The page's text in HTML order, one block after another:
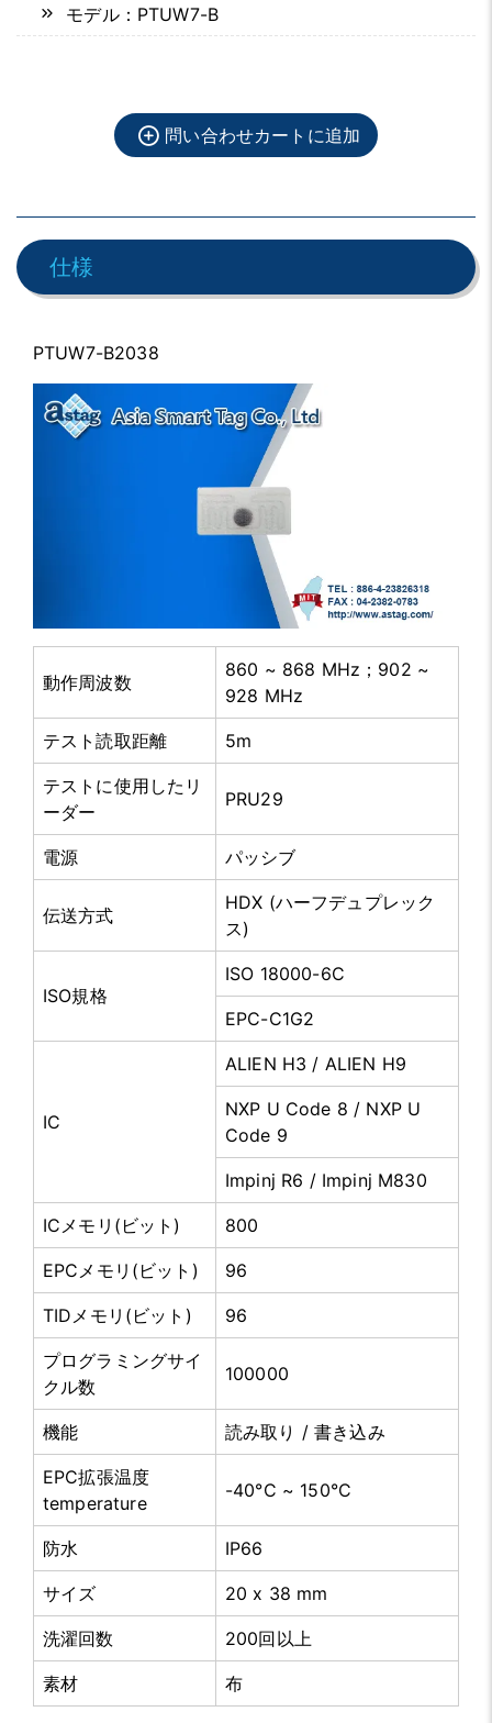
モデル：PTUW7-B
問い合わせカートに追加
仕様
PTUW7-B2038
動作周波数
860 ~ 868 MHz；902 ~
928 MHz
テスト読取距離 5m
テストに使用したリ
ーダー
PRU29
電源 パッシブ
伝送方式
HDX (ハーフデュプレック
ス)
ISO規格
ISO 18000-6C
EPC-C1G2
IC
ALIEN H3 / ALIEN H9
NXP U Code 8 / NXP U
Code 9
Impinj R6 / Impinj M830
ICメモリ(ビット) 800
EPCメモリ(ビット) 96
TIDメモリ(ビット) 96
プログラミングサイ
クル数
100000
機能 読み取り / 書き込み
EPC拡張温度
temperature
-40°C ~ 150°C
防水 IP66
サイズ 20 x 38 mm
洗濯回数 200回以上
素材 布